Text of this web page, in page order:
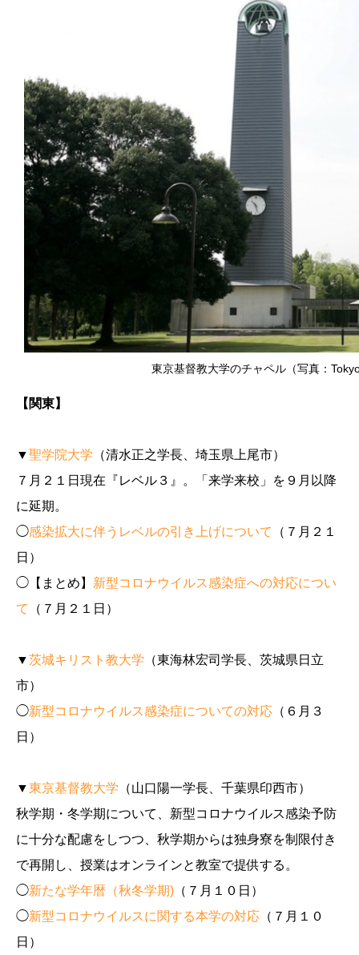
東京基督教大学のチャペル（写真：
【関東】
▼聖学院大学 （清水正之学長、埼玉県上尾市）
７月２１日現在『レベル３』。「来学来校」を９月以降
に延期。
◯感染拡大に伴うレベルの引き上げについて
（７月２１
日）
◯【まとめ】 新型コロナウイルス感染症への対応につい
て
（７月２１日）
▼茨城キリスト教大学 （東海林宏司学長、茨城県日立
市）
◯新型コロナウイルス感染症についての対応 （６月３
日）
▼東京基督教大学 （山口陽一学長、千葉県印西市）
秋学期・冬学期について、新型コロナウイルス感染予防
に十分な配慮をしつつ、秋学期からは独身寮を制限付き
で再開し、授業はオンラインと教室で提供する。
◯新たな学年暦（秋冬学期) （７月１０日）
◯新型コロナウイルスに関する本学の対応 （７月１０
日）